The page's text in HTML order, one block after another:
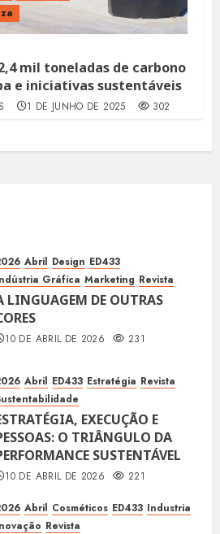
mil toneladas de carbono
e iniciativas sustentáveis
1 DE JUNHO DE 2025 302
Abril Design ED433
Gráfica Marketing Revista
LINGUAGEM DE OUTRAS
10 DE ABRIL DE 2026 231
Abril ED433 Estratégia Revista
EXECUÇÃO E
O TRIÂNGULO DA
SUSTENTÁVEL
10 DE ABRIL DE 2026 221
Abril Cosméticos ED433 Industria
Revista